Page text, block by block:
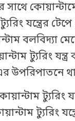
সাথে
যন্ত্রের
বলবিদ্যা
ট্যুরিং
উপরিপাতনে
ট্যুরিং
ট্যুরিং